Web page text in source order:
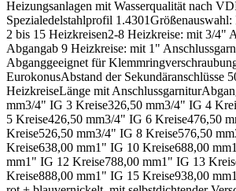
Heizungsanlagen mit Wasserqualität nach
Spezialedelstahlprofil
2 bis 15 Heizkreisen2-8 Heizkreise: mit 3/4"
Abgangab 9 Heizkreise: mit 1"
Abganggeeignet für
EurokonusAbstand der Sekundäranschlüsse
HeizkreiseLänge mit
mm3/4" IG 3 Kreise326,50 mm3/4" IG 4
5 Kreise426,50 mm3/4" IG 6 Kreise476,50
Kreise526,50 mm3/4" IG 8 Kreise576,50
Kreise638,00 mm1" IG 10 Kreise688,00
mm1" IG 12 Kreise788,00 mm1" IG 13
Kreise888,00 mm1" IG 15 Kreise938,00